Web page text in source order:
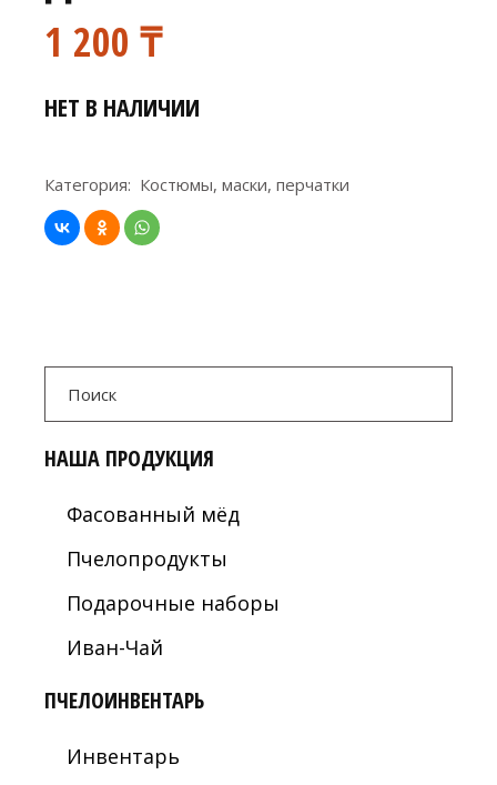
1 200₸
НЕТ В НАЛИЧИИ
Категория: Костюмы, маски, перчатки
Search
for:
НАША ПРОДУКЦИЯ
Фасованный мёд
Пчелопродукты
Подарочные наборы
Иван-Чай
ПЧЕЛОИНВЕНТАРЬ
Инвентарь